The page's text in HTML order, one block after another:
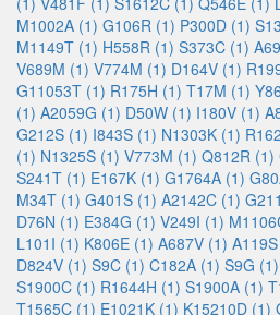
M1002A (1) G106R (1) P300D (1)
M1149T (1) H558R (1) S373C (1)
V689M (1) V774M (1) D164V (1)
G11053T (1) R175H (1) T17M (1)
(1) A2059G (1) D50W (1) I180V (1)
G212S (1) I843S (1) N1303K (1)
(1) N1325S (1) V773M (1) Q812R (1)
S241T (1) E167K (1) G1764A (1)
M34T (1) G401S (1) A2142C (1)
D76N (1) E384G (1) V249I (1)
L101I (1) K806E (1) A687V (1)
D824V (1) S9C (1) C182A (1) S9G (1)
S1900C (1) R1644H (1) S1900A (1)
T1565C (1) E1021K (1) K15210D (1)